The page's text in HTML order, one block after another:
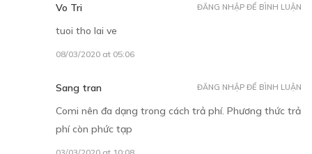
TẬP 14
Vo Tri
tuoi tho lai ve
08/03/2020 at 05:06
ĐĂNG NHẬP ĐỂ BÌNH LUẬN
Sang tran
Comi nên đa dạng trong cách trả phí. Phương thức trả
phí còn phức tạp
03/03/2020 at 10:08
ĐĂNG NHẬP ĐỂ BÌNH LUẬN